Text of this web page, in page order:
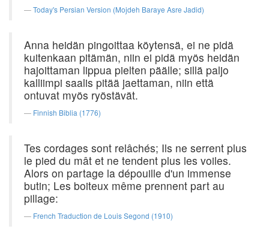
Today's Persian Version (Mojdeh Baraye Asre Jadid)
Anna heidän pingoittaa köytensä, ei ne pidä
kuitenkaan pitämän, niin ei pidä myös heidän
hajoittaman lippua pielten päälle; sillä paljo
kalliimpi saalis pitää jaettaman, niin että
ontuvat myös ryöstävät.
Finnish Biblia (1776)
Tes cordages sont relâchés; Ils ne serrent plus
le pied du mât et ne tendent plus les voiles.
Alors on partage la dépouille d'un immense
butin; Les boiteux même prennent part au
pillage:
French Traduction de Louis Segond (1910)